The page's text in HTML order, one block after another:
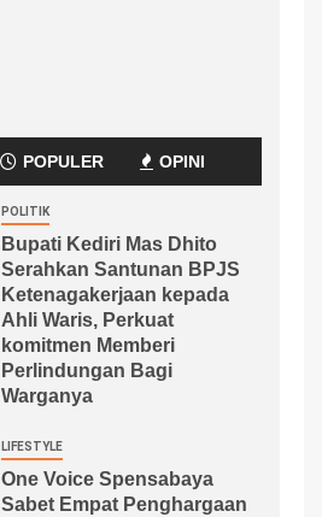
POPULER OPINI
POLITIK
Bupati Kediri Mas Dhito
Serahkan Santunan BPJS
Ketenagakerjaan kepada
Ahli Waris, Perkuat
komitmen Memberi
Perlindungan Bagi
Warganya
LIFESTYLE
One Voice Spensabaya
Sabet Empat Penghargaan